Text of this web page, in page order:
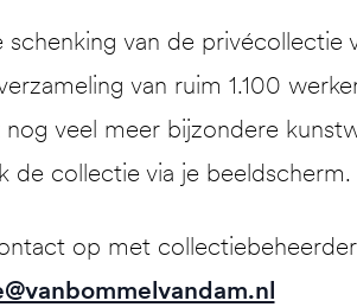
van de privécollectie
van ruim 1.100
veel meer bijzondere
de collectie via je beeldscherm.
op met collectiebeheerder